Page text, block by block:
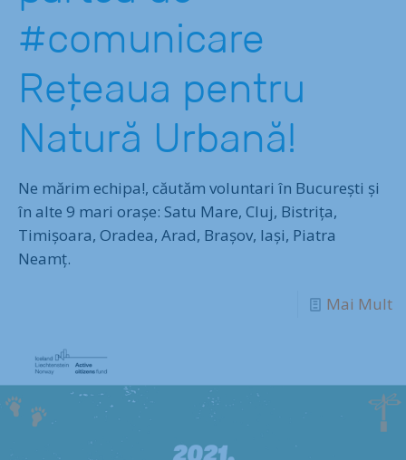
#comunicare
Rețeaua pentru
Natură Urbană!
Ne mărim echipa!, căutăm voluntari în București și
în alte 9 mari orașe: Satu Mare, Cluj, Bistrița,
Timișoara, Oradea, Arad, Brașov, Iași, Piatra
Neamț.
Mai Mult